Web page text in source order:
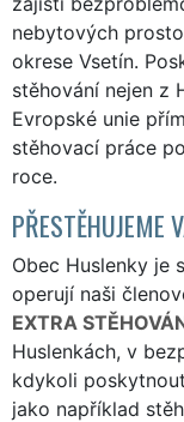
nebytových
okrese Vsetín.
stěhování nejen z
Evropské unie
stěhovací práce
roce.
PŘESTĚHUJEME
Obec Huslenky je
operují naši
EXTRA
Huslenkách, v
kdykoli
jako například